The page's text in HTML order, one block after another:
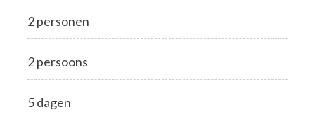
2 personen
2 persoons
5 dagen